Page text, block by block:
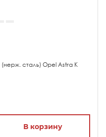
сталь) Opel Astra K
В корзину